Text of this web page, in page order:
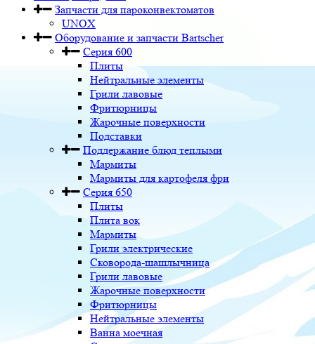
Запчасти для пароконвектоматов
UNOX
Оборудование и запчасти Bartscher
Серия 600
Плиты
Нейтральные элементы
Грили лавовые
Фритюрницы
Жарочные поверхности
Подставки
Поддержание блюд теплыми
Мармиты
Мармиты для картофеля фри
Серия 650
Плиты
Плита вок
Мармиты
Грили электрические
Сковорода-шашлычница
Грили лавовые
Жарочные поверхности
Фритюрницы
Нейтральные элементы
Ванна моечная